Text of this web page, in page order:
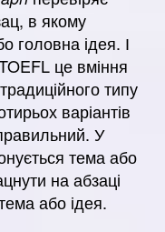
в якому
головна ідея. І
це вміння
типу
варіантів
У
тема або
на абзаці
або ідея.